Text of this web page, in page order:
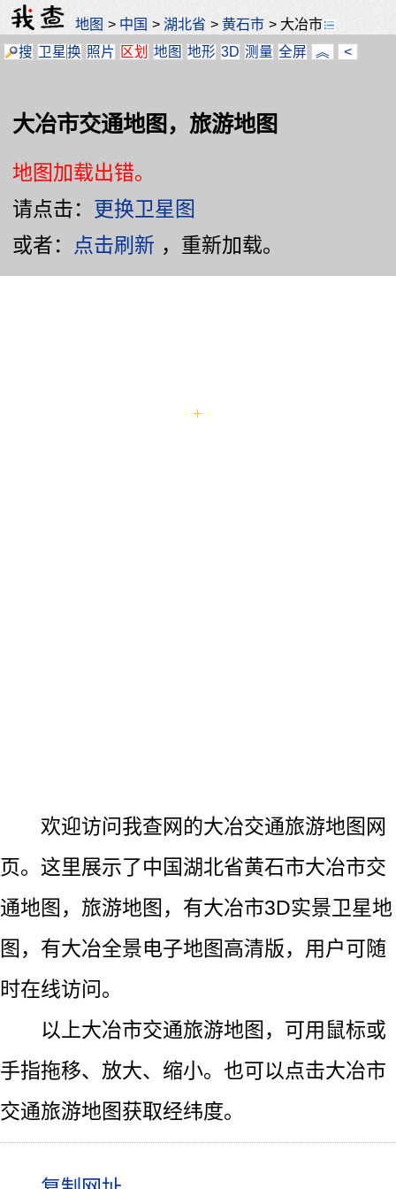
地图 > 中国 >湖北省 >黄石市 > 大冶市
搜 卫星换 照片 区划 地图 地形 3D 测量 全屏 ︽ <
大冶市交通地图，旅游地图
地图加载出错。
请点击： 更换卫星图
或者： 点击刷新 ，重新加载。
欢迎访问我查网的大冶交通旅游地图网
页。这里展示了中国湖北省黄石市大冶市交
通地图，旅游地图，有大冶市3D实景卫星地
图，有大冶全景电子地图高清版，用户可随
时在线访问。
以上大冶市交通旅游地图，可用鼠标或
手指拖移、放大、缩小。也可以点击大冶市
交通旅游地图获取经纬度。